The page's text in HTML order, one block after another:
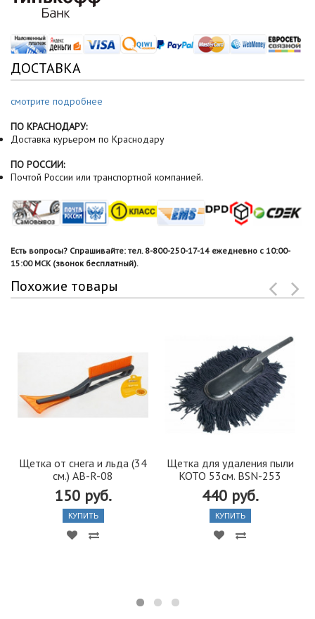
ДОСТАВКА
смотрите подробнее
ПО КРАСНОДАРУ:
Доставка курьером по Краснодару
ПО РОССИИ:
Почтой России или транспортной компанией.
Есть вопросы? Спрашивайте: тел. 8-800-250-17-14 ежедневно с 10:00-
15:00 МСК (звонок бесплатный).
Похожие товары
Щетка от снега и льда (34
см.) AB-R-08
150 руб.
КУПИТЬ
Щетка для удаления пыли
KOTO 53см. BSN-253
440 руб.
КУПИТЬ